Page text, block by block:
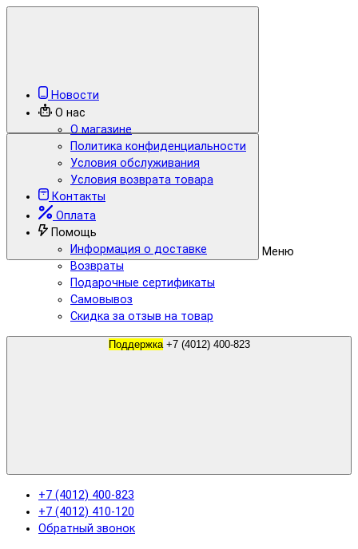
Меню
Новости
О нас
О магазине
Политика конфиденциальности
Условия обслуживания
Условия возврата товара
Контакты
Оплата
Помощь
Информация о доставке
Возвраты
Подарочные сертификаты
Самовывоз
Скидка за отзыв на товар
Поддержка +7 (4012) 400-823
+7 (4012) 400-823
+7 (4012) 410-120
Обратный звонок